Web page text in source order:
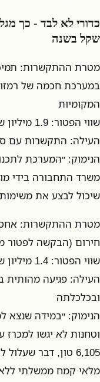
שקל בשנה
מטרת ההתקשרות:
במערכת חכמה של
המקומיות
שווי הפטור: 1.9 מיליון שקל
העילה: התקשרות עם
הנימוק: ״המערכת
משרד התחבורה בידי
שיכול לבצע את
מטרת ההתקשרות:
חירום (הבקשה לפטור
שווי הפטור: 1.4 מיליון שקל
העילה: פגיעה מהותית
ובכלכלתה
הנימוק: ״במידה שנצא
וטחנות לא יגשו
6,105 טון, דבר
מלאי קמח ממשלתי ללא